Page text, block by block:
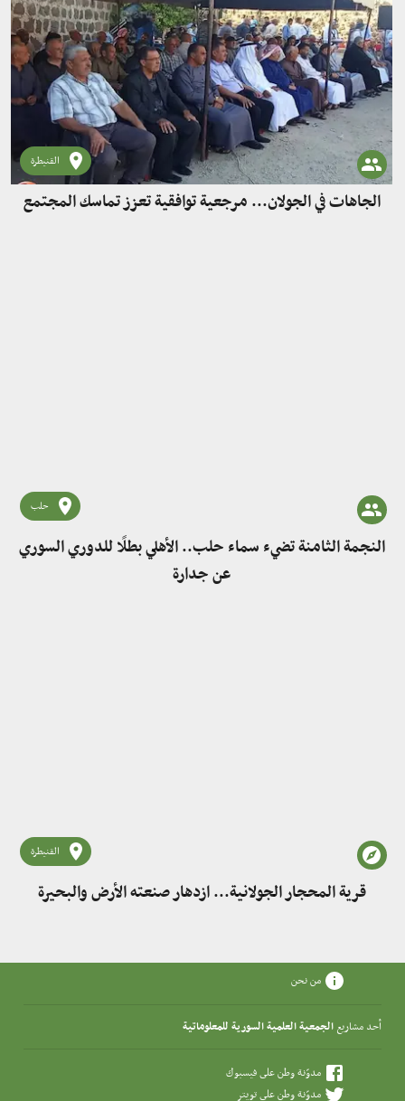
القنيطرة
الجاهات في الجولان... مرجعية توافقية تعزز تماسك المجتمع
حلب
النجمة الثامنة تضيء سماء حلب.. الأهلي بطلًا للدوري السوري
عن جدارة
القنيطرة
قرية المحجار الجولانية... ازدهار صنعته الأرض والبحيرة
من نحن
أحد مشاريع الجمعية العلمية السورية للمعلوماتية
مدوّنة وطن على فيسبوك
مدوّنة وطن على تويتر